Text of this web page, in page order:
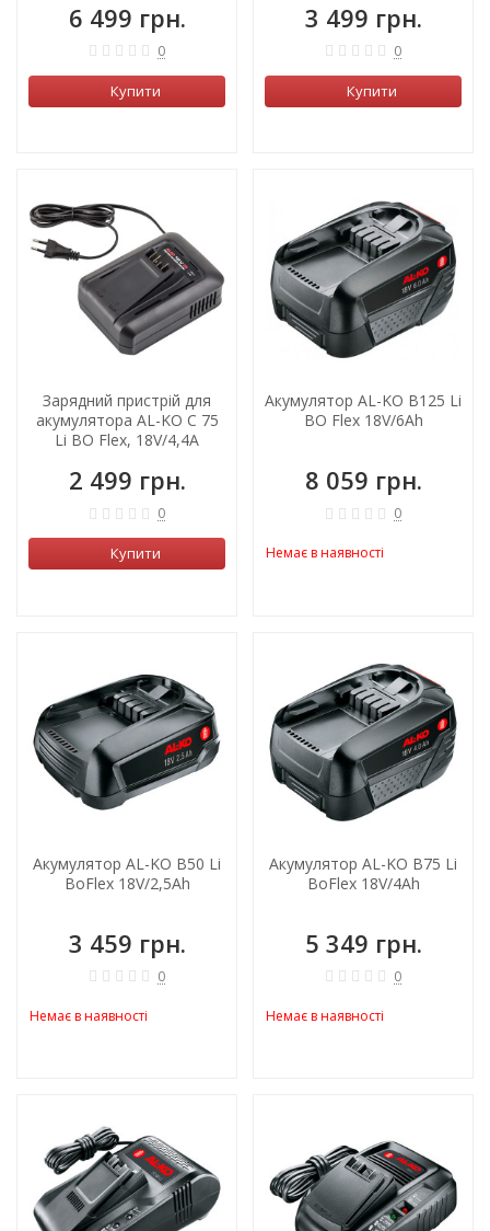
6 499 грн.
0
Купити
3 499 грн.
0
Купити
Зарядний пристрій для
акумулятора AL-KO C 75
Li BO Flex, 18V/4,4А
2 499 грн.
0
Купити
Акумулятор AL-KO B125 Li
BO Flex 18V/6Ah
8 059 грн.
0
Немає в наявності
Акумулятор AL-KO B50 Li
BoFlex 18V/2,5Ah
3 459 грн.
0
Немає в наявності
Акумулятор AL-KO B75 Li
BoFlex 18V/4Ah
5 349 грн.
0
Немає в наявності